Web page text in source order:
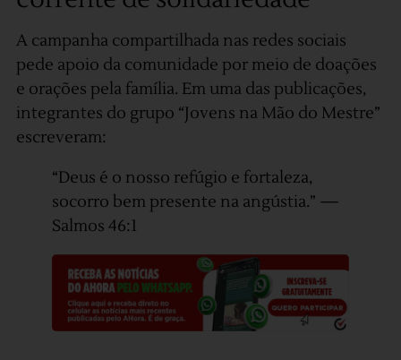
A campanha compartilhada nas redes sociais
pede apoio da comunidade por meio de doações
e orações pela família. Em uma das publicações,
integrantes do grupo “Jovens na Mão do Mestre”
escreveram:
“Deus é o nosso refúgio e fortaleza,
socorro bem presente na angústia.” —
Salmos 46:1